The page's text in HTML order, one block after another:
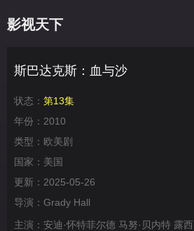
影视天下
斯巴达克斯：血与沙
状态： 第13集
年份： 2010
类型： 欧美剧
国家： 美国
更新： 2025-05-26
导演： Grady Hall
主演： 安迪·怀特菲尔德 马努·贝内特 露